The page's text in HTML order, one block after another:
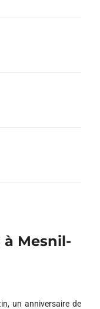
Mesnil-
un anniversaire de